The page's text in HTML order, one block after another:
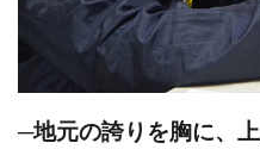
─地元の誇りを胸に、